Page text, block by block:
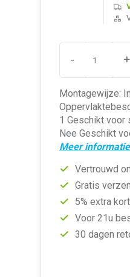
- +
Montagewijze:
1 Geschikt voor
Nee Geschikt
Meer
Vertrouwd
Gratis
5% extra
Voor 21u
30 dagen